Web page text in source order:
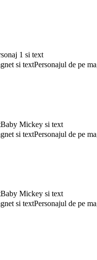
1 si text
Personajul de pe
Baby Mickey si text
Personajul de pe
Baby Mickey si text
Personajul de pe